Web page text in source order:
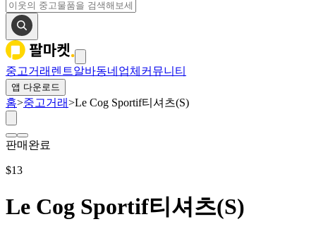
중고거래 렌트알바동네업체 커뮤니티
앱 다운로드
홈>중고거래>Le Cog Sportif티셔츠(S)
판매완료
$13
Le Cog Sportif티셔츠(S)